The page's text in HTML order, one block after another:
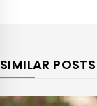
SIMILAR POSTS